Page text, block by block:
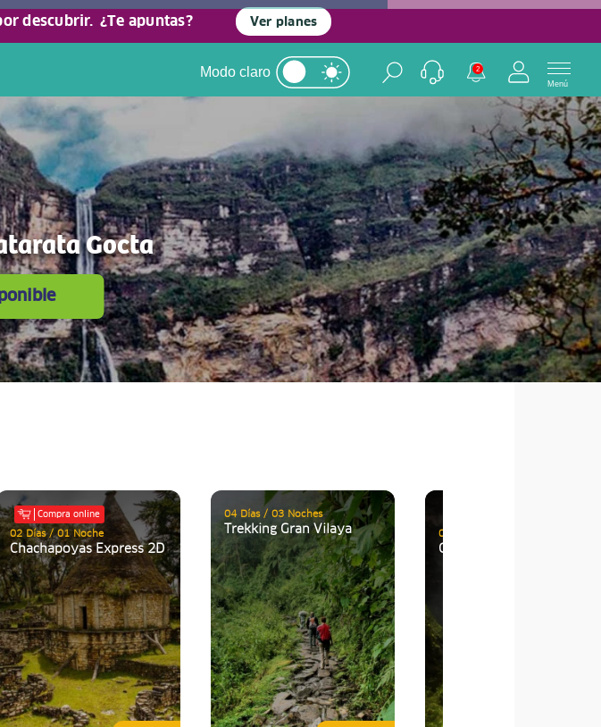
descubrir. ¿Te apuntas? Ver planes
Modo claro 2
Menú
Gocta
Compra online
02 Días / 01 Noche
Chachapoyas Express 2D
04 Días / 03 Noches
Trekking Gran Vilaya 03 Días / 02 Noches
Chachapoyas Clásica 3D